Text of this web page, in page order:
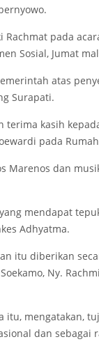
Rachmat pada
Sosial, Jumat
atas
Surapati.
kasih
pada
Marenos dan
mendapat
Adhyatma.
itu diberikan
Ny.
itu, mengatakan,
dan sebagai